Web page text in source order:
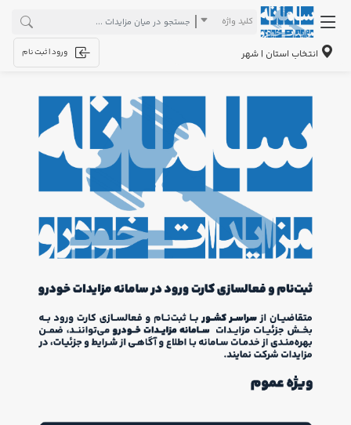
کلید واژه
انتخاب استان | شهر ورود | ثبت نام